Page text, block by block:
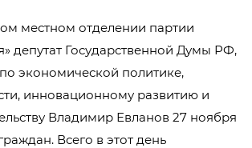
местном отделении партии
депутат Государственной Думы РФ,
экономической политике,
инновационному развитию и
Владимир Евланов 27 ноября
Всего в этот день